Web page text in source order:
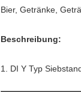
Bier, Getränke,
Beschreibung:
1. DI Y Typ